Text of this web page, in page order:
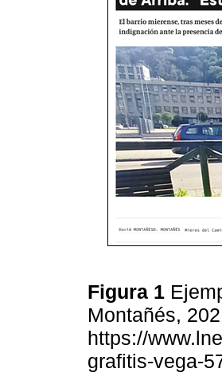
Figura 1
Montañés,
https://
grafitis-vega-